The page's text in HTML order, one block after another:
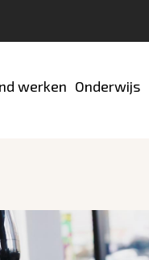
werken Onderwijs